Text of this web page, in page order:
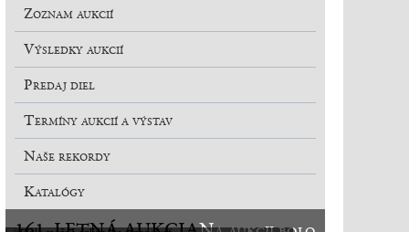
Zoznam aukcií
Výsledky aukcií
Predaj diel
Termíny aukcií a výstav
Naše rekordy
Katalógy